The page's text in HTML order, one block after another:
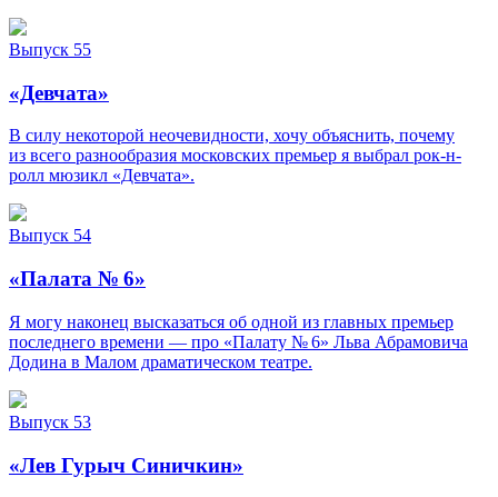
Выпуск 55
«Девчата»
В силу некоторой неочевидности, хочу объяснить, почему
из всего разнообразия московских премьер я выбрал рок-н-
ролл мюзикл «Девчата».
Выпуск 54
«Палата № 6»
Я могу наконец высказаться об одной из главных премьер
последнего времени — про «Палату № 6» Льва Абрамовича
Додина в Малом драматическом театре.
Выпуск 53
«Лев Гурыч Синичкин»